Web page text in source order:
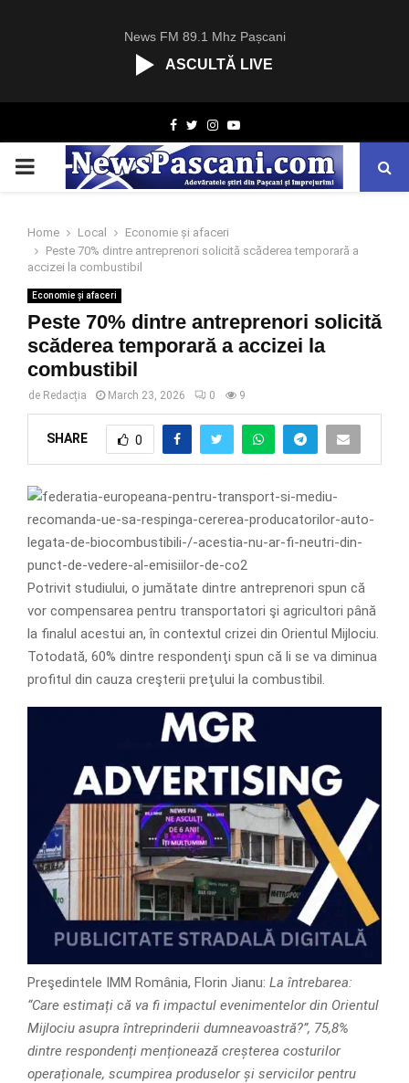
News FM 89.1 Mhz Pașcani
ASCULTĂ LIVE
Facebook
TwitterInstagram
Youtube
PRIMARY
Home Local
Economie și afaceri
Peste 70% dintre antreprenori solicită scăderea temporară a
accizei la combustibil
Economie și afaceri
Peste 70% dintre antreprenori solicită
scăderea temporară a accizei la
combustibil
de Redacția March 23, 2026 0 9
SHARE 0
Potrivit studiului, o jumătate dintre antreprenori spun că
vor compensarea pentru transportatori şi agricultori până
la finalul acestui an, în contextul crizei din Orientul Mijlociu.
Totodată, 60% dintre respondenţi spun că li se va diminua
profitul din cauza creşterii preţului la combustibil.
Preşedintele IMM România, Florin Jianu: La întrebarea:
“Care estimați că va fi impactul evenimentelor din Orientul
Mijlociu asupra întreprinderii dumneavoastră?”, 75,8%
dintre respondenți menționează creșterea costurilor
operaționale, scumpirea produselor și servicilor pentru